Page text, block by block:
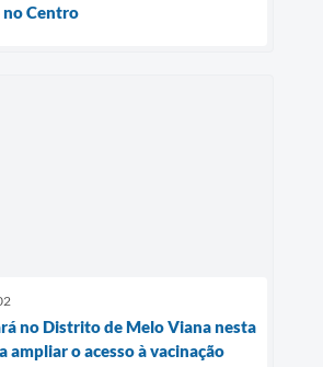
no Centro
no Distrito de Melo Viana nesta
ampliar o acesso à vacinação